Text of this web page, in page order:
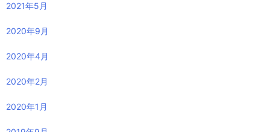
2021年5月
2020年9月
2020年4月
2020年2月
2020年1月